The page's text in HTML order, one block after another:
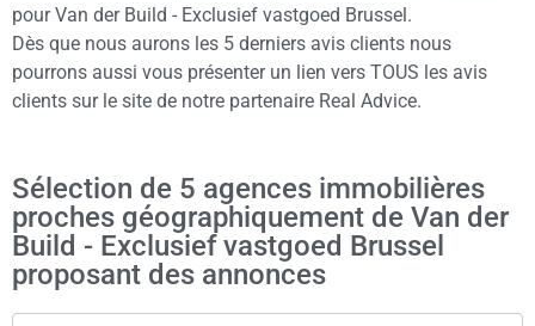
pour Van der Build - Exclusief vastgoed Brussel.
Dès que nous aurons les 5 derniers avis clients nous
pourrons aussi vous présenter un lien vers TOUS les avis
clients sur le site de notre partenaire Real Advice.
Sélection de 5 agences immobilières
proches géographiquement de Van der
Build - Exclusief vastgoed Brussel
proposant des annonces